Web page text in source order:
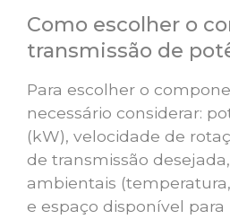
Como escolher o
transmissão de
Para escolher o
necessário considerar:
(kW), velocidade de
de transmissão
ambientais
e espaço disponível para